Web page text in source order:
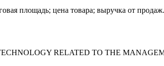
площадь; цена товара; выручка от продаж.
RELATED TO THE